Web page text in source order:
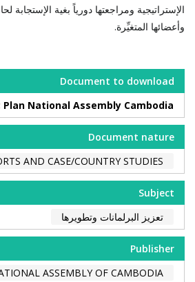
الإستراتيجية ومراجعتها دورياً بغية الإستجابة
وأعضائها المتغيِّرة.
Document to download
National Assembly Cambodia
Document nature
AND CASE/COUNTRY STUDIES
Subject
تعزيز البرلمانات وتطويرها
Publisher
ASSEMBLY OF CAMBODIA